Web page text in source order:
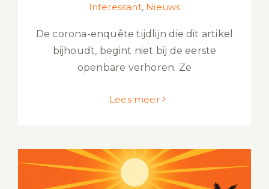
Interessant, Nieuws
De corona-enquête tijdlijn die dit artikel
bijhoudt, begint niet bij de eerste
openbare verhoren. Ze
Lees meer